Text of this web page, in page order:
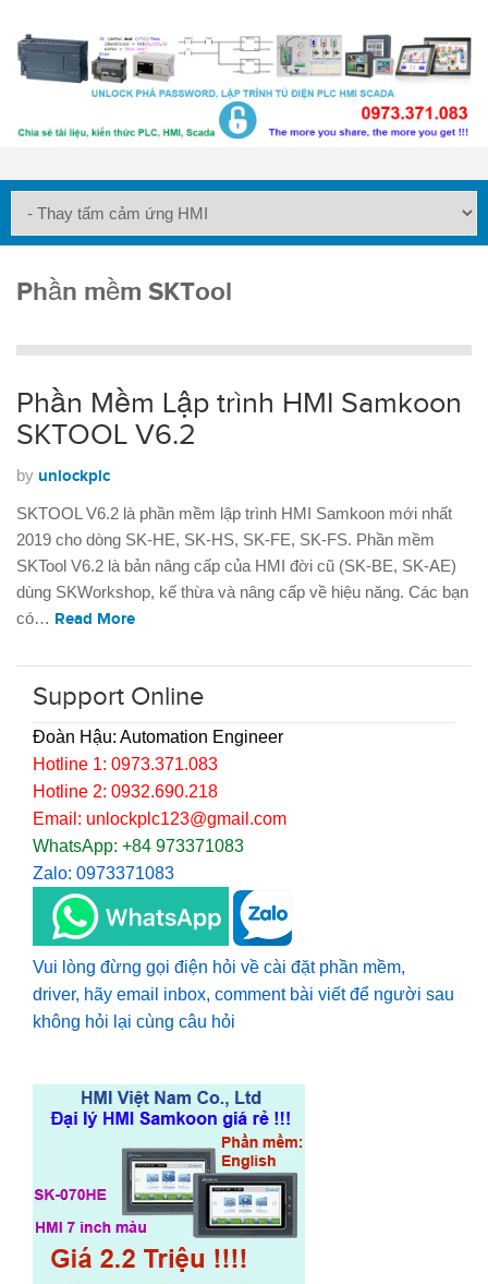
Phần mềm SKTool
Phần Mềm Lập trình HMI Samkoon
SKTOOL V6.2
by unlockplc
SKTOOL V6.2 là phần mềm lập trình HMI Samkoon mới nhất
2019 cho dòng SK-HE, SK-HS, SK-FE, SK-FS. Phần mềm
SKTool V6.2 là bản nâng cấp của HMI đời cũ (SK-BE, SK-AE)
dùng SKWorkshop, kế thừa và nâng cấp về hiệu năng. Các bạn
có… Read More
Support Online
Đoàn Hậu: Automation Engineer
Hotline 1: 0973.371.083
Hotline 2: 0932.690.218
Email: unlockplc123@gmail.com
WhatsApp: +84 973371083
Zalo: 0973371083
Vui lòng đừng gọi điện hỏi về cài đặt phần mềm,
driver, hãy email inbox, comment bài viết để người sau
không hỏi lại cùng câu hỏi